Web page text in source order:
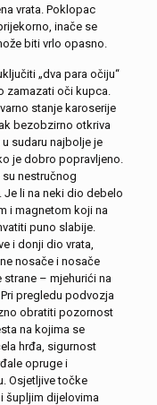
vrata. Poklopac
inače se
biti vrlo opasno.
„dva para očiju“
zamazati oči kupca.
stanje karoserije
bezobzirno otkriva
sudaru najbolje je
je dobro popravljeno.
nestručnog
Je li na neki dio debelo
i magnetom koji na
puno slabije.
i donji dio vrata,
nosače i nosače
– mjehurići na
pregledu podvozja
obratiti pozornost
na kojima se
hrđa, sigurnost
opruge i
Osjetljive točke
šupljim dijelovima